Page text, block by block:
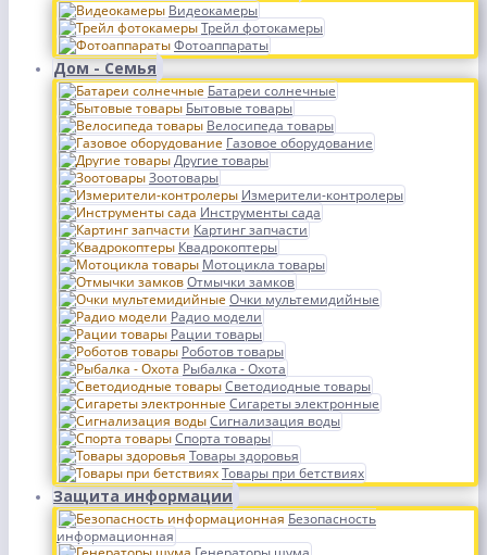
Видеокамеры
Трейл фотокамеры
Фотоаппараты
Дом - Семья
Батареи солнечные
Бытовые товары
Велосипеда товары
Газовое оборудование
Другие товары
Зоотовары
Измерители-контролеры
Инструменты сада
Картинг запчасти
Квадрокоптеры
Мотоцикла товары
Отмычки замков
Очки мультемидийные
Радио модели
Рации товары
Роботов товары
Рыбалка - Охота
Светодиодные товары
Сигареты электронные
Сигнализация воды
Спорта товары
Товары здоровья
Товары при бетствиях
Защита информации
Безопасность
информационная